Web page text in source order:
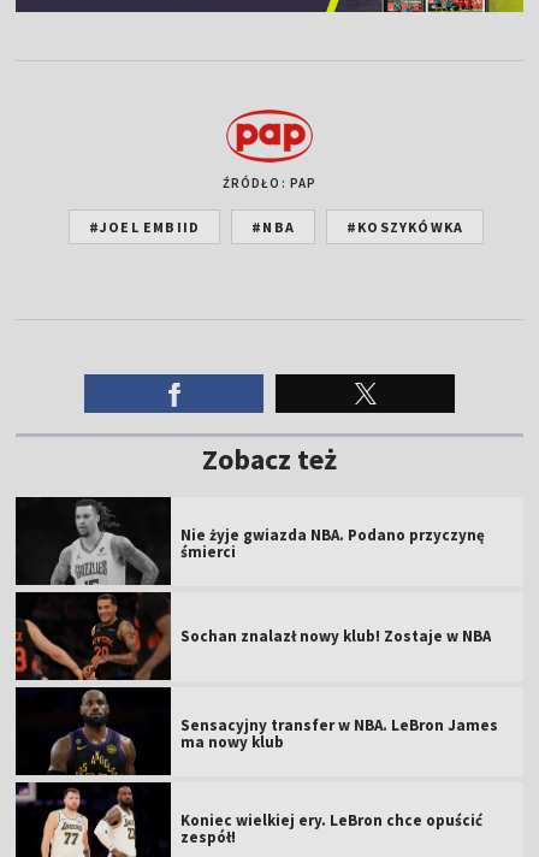
ŹRÓDŁO: PAP
#JOEL EMBIID #NBA #KOSZYKÓWKA
Zobacz też
Nie żyje gwiazda NBA. Podano przyczynę
śmierci
Sochan znalazł nowy klub! Zostaje w NBA
Sensacyjny transfer w NBA. LeBron James
ma nowy klub
Koniec wielkiej ery. LeBron chce opuścić
zespół!